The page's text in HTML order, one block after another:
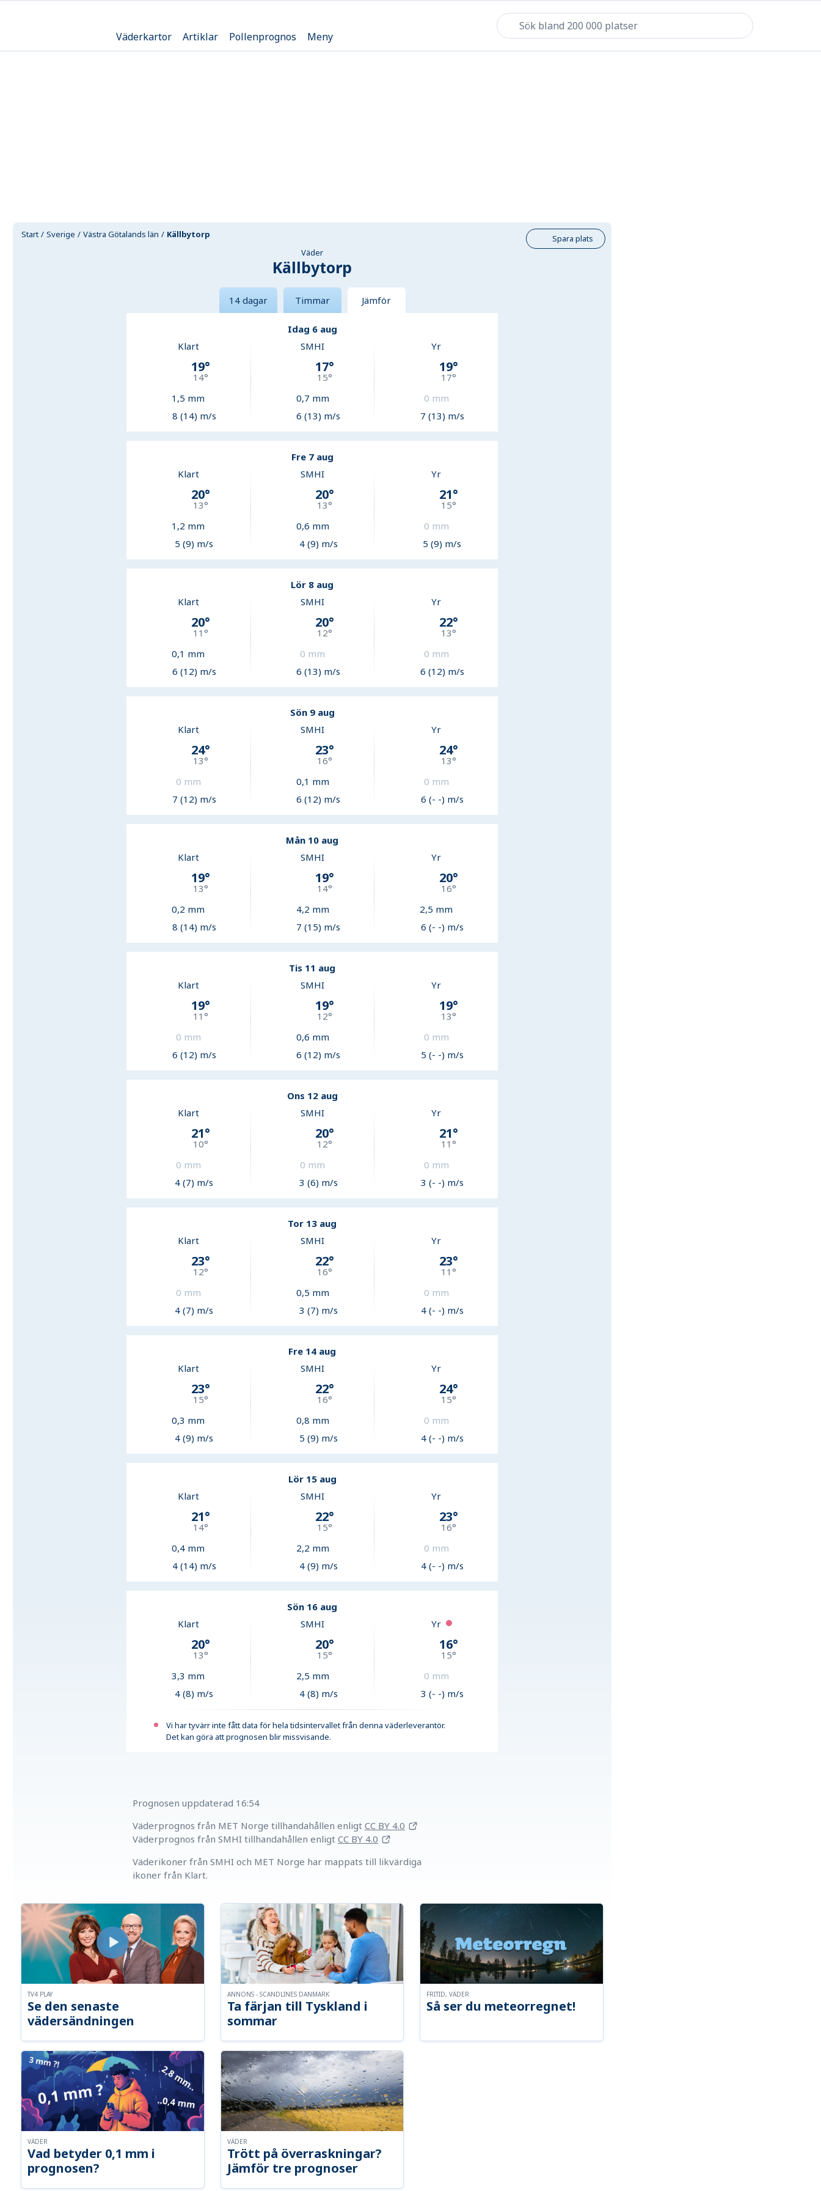
Väderkartor Artiklar Pollenprognos Meny
Start Sverige Västra Götalands län Källbytorp
Spara plats
Väder
Källbytorp
14 dagar Timmar Jämför
Idag 6 aug
Klart
19°
14°
1,5 mm
8 (14) m/s
SMHI
17°
15°
0,7 mm
6 (13) m/s
Yr
19°
17°
0 mm
7 (13) m/s
Fre 7 aug
Klart
20°
13°
1,2 mm
5 (9) m/s
SMHI
20°
13°
0,6 mm
4 (9) m/s
Yr
21°
15°
0 mm
5 (9) m/s
Lör 8 aug
Klart
20°
11 °
0,1 mm
6 (12) m/s
SMHI
20°
12°
0 mm
6 (13) m/s
Yr
22°
13°
0 mm
6 (12) m/s
Sön 9 aug
Klart
24°
13°
0 mm
7 (12) m/s
SMHI
23°
16°
0,1 mm
6 (12) m/s
Yr
24°
13°
0 mm
6 (- -) m/s
Mån 10 aug
Klart
19°
13°
0,2 mm
8 (14) m/s
SMHI
19°
14°
4,2 mm
7 (15) m/s
Yr
20°
16°
2,5 mm
6 (- -) m/s
Tis 11 aug
Klart
19°
11 °
0 mm
6 (12) m/s
SMHI
19°
12°
0,6 mm
6 (12) m/s
Yr
19°
13°
0 mm
5 (- -) m/s
Ons 12 aug
Klart
21°
10°
0 mm
4 (7) m/s
SMHI
20°
12°
0 mm
3 (6) m/s
Yr
21°
11 °
0 mm
3 (- -) m/s
Tor 13 aug
Klart
23°
12°
0 mm
4 (7) m/s
SMHI
22°
16°
0,5 mm
3 (7) m/s
Yr
23°
11 °
0 mm
4 (- -) m/s
Fre 14 aug
Klart
23°
15°
0,3 mm
4 (9) m/s
SMHI
22°
16°
0,8 mm
5 (9) m/s
Yr
24°
15°
0 mm
4 (- -) m/s
Lör 15 aug
Klart
21°
14°
0,4 mm
4 (14) m/s
SMHI
22°
15°
2,2 mm
4 (9) m/s
Yr
23°
16°
0 mm
4 (- -) m/s
Sön 16 aug
Klart
20°
13°
3,3 mm
4 (8) m/s
SMHI
20°
15°
2,5 mm
4 (8) m/s
Yr
16°
15°
0 mm
3 (- -) m/s
Vi har tyvärr inte fått data för hela tidsintervallet från denna väderleverantör.
Det kan göra att prognosen blir missvisande.
Prognosen uppdaterad 16:54
Väderprognos från MET Norge tillhandahållen enligt CC BY 4.0
Väderprognos från SMHI tillhandahållen enligt CC BY 4.0
Väderikoner från SMHI och MET Norge har mappats till likvärdiga
ikoner från Klart.
Se den senaste
vädersändningen
TV4 PLAY
Ta färjan till Tyskland i
sommar
ANNONS - SCANDLINES DANMARK
Så ser du meteorregnet!
FRITID, VÄDER
Vad betyder 0,1 mm i
prognosen?
VÄDER
Trött på överraskningar?
Jämför tre prognoser
VÄDER